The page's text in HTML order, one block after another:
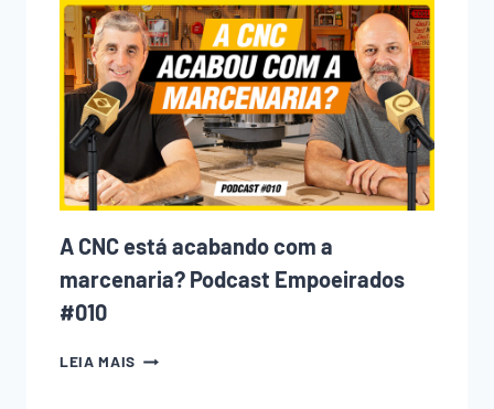
INICIANTE
NA
MARCENARIA
COMETE
(E
COMO
EVITAR
CADA
UM
DELES)
A CNC está acabando com a
marcenaria? Podcast Empoeirados
#010
LEIA MAIS A